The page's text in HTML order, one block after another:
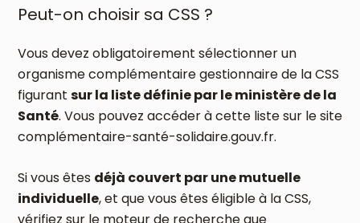
Peut-on choisir sa CSS ?
Vous devez obligatoirement sélectionner un
organisme complémentaire gestionnaire de la CSS
figurant sur la liste définie par le ministère de la
Santé. Vous pouvez accéder à cette liste sur le site
complémentaire-santé-solidaire.gouv.fr.
Si vous êtes déjà couvert par une mutuelle
individuelle, et que vous êtes éligible à la CSS,